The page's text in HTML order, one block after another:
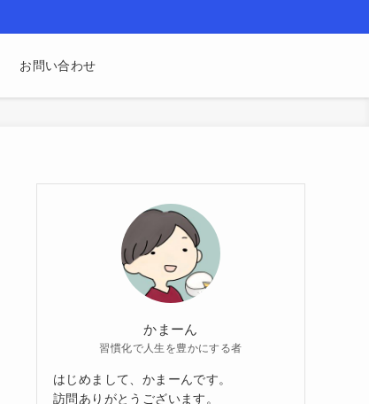
お問い合わせ
かまーん
習慣化で人生を豊かにする者
はじめまして、かまーんです。
訪問ありがとうございます。